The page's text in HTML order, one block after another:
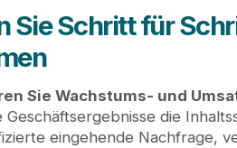
Sie Schritt für
Sie Wachstums- und
Geschäftsergebnisse die
eingehende Nachfrage,